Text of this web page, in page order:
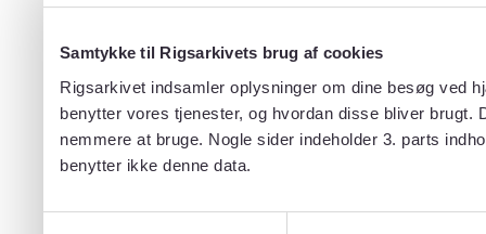
Samtykke til Rigsarkivets brug af cookies
Rigsarkivet indsamler oplysninger om dine besøg ved
benytter vores tjenester, og hvordan disse bliver
nemmere at bruge. Nogle sider indeholder 3. parts
benytter ikke denne data.